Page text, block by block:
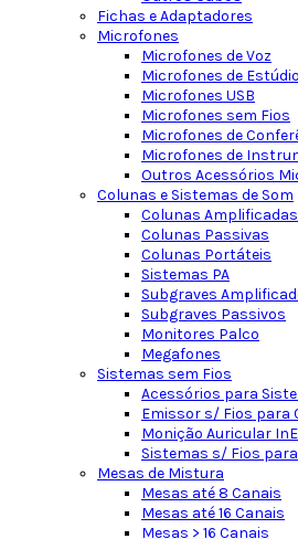
Fichas e Adaptadores
Microfones
Microfones de Voz
Microfones de Estúdio
Microfones USB
Microfones sem Fios
Microfones de
Microfones de
Outros Acessórios
Colunas e Sistemas de Som
Colunas Amplificadas
Colunas Passivas
Colunas Portáteis
Sistemas PA
Subgraves
Subgraves Passivos
Monitores Palco
Megafones
Sistemas sem Fios
Acessórios para
Emissor s/ Fios para
Monição Auricular
Sistemas s/ Fios
Mesas de Mistura
Mesas até 8 Canais
Mesas até 16 Canais
Mesas > 16 Canais